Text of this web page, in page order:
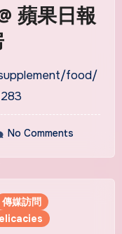
蘋果日報
No Comments
傳媒訪問